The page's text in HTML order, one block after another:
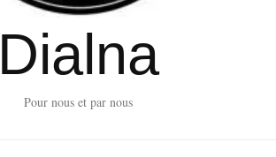
Dialna
Pour nous et par nous